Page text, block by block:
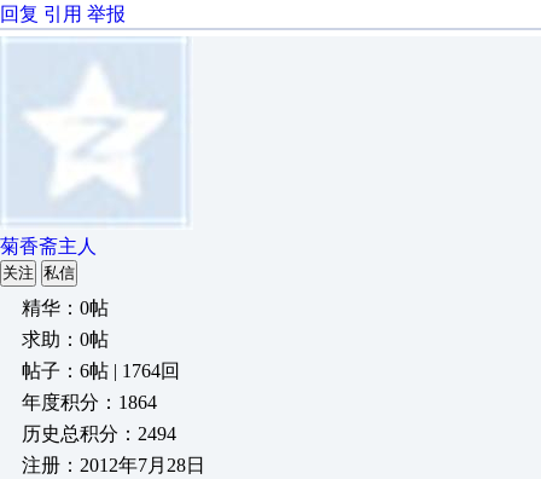
回复 引用 举报
菊香斋主人
关注 私信
精华：0帖
求助：0帖
帖子：6帖 | 1764回
年度积分：1864
历史总积分：2494
注册：2012年7月28日